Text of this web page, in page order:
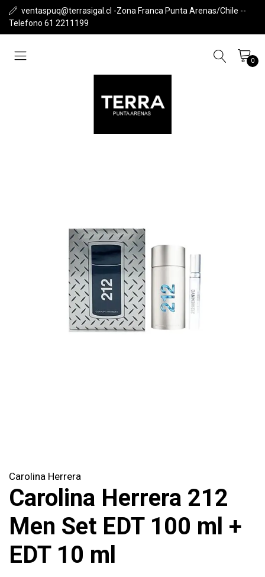
ventaspuq@terrasigal.cl -Zona Franca Punta Arenas/Chile --
Telefono 61 2211199
0
Carolina Herrera
Carolina Herrera 212
Men Set EDT 100 ml +
EDT 10 ml